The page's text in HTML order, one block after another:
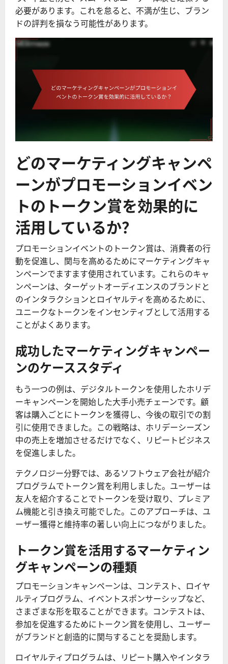
必要があります。これを怠ると、不満が生じ、ブラン
ドの評判を損なう可能性があります。
どのマーケティングキャンペ
ーンがプロモーションイベン
トのトークン賞を効果的に
活用しているか？
プロモーションイベントのトークン賞は、消費者の行
動を促進し、関与を高めるためにマーケティングキャ
ンペーンでますます使用されています。これらのキャ
ンペーンは、ターゲットオーディエンスのブランドと
のインタラクションとロイヤルティを高めるために、
ユニークなトークンをインセンティブとして活用する
ことがよくあります。
成功したマーケティングキャンペー
ンのケーススタディ
もう一つの例は、デジタルトークンを使用したホリデ
ーキャンペーンを開始した大手小売チェーンです。顧
客は購入ごとにトークンを獲得し、今後の取引での割
引に使用できました。この戦略は、ホリデーシーズン
中の売上を増加させるだけでなく、リピートビジネス
を促進しました。
テクノロジー分野では、あるソフトウェア会社が紹介
プログラムでトークン賞を利用しました。ユーザーは
友人を紹介することでトークンを受け取り、プレミア
ム機能と引き換え可能でした。このアプローチは、ユ
ーザー獲得と維持率の著しい向上につながりました。
トークン賞を活用するマーケティン
グキャンペーンの種類
プロモーションキャンペーンは、コンテスト、ロイヤ
ルティプログラム、イベントスポンサーシップなど、
さまざまな形を取ることができます。コンテストは、
参加を促進するためにトークン賞を使用し、ユーザー
がブランドと創造的に関与することを奨励します。
ロイヤルティプログラムは、リピート購入やインタラ